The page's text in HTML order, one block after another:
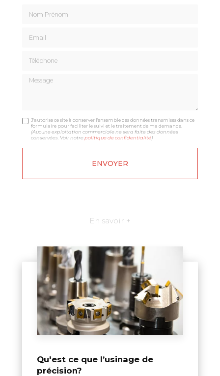
Message
J'autorise ce site à conserver l'ensemble des données transmises dans ce
formulaire pour faciliter le suivi et le traitement de ma demande.
(Aucune exploitation commerciale ne sera faite des données
conservées. Voir notrepolitique de confidentialité)
En savoir +
Qu'est ce que l’usinage de
précision?